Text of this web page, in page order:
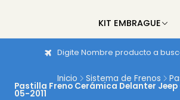
KIT EMBRAGUE
Digite Nombre producto a
Inicio Sistema de Frenos
Pastilla Freno Cerámica Delanter Jeep
05-2011